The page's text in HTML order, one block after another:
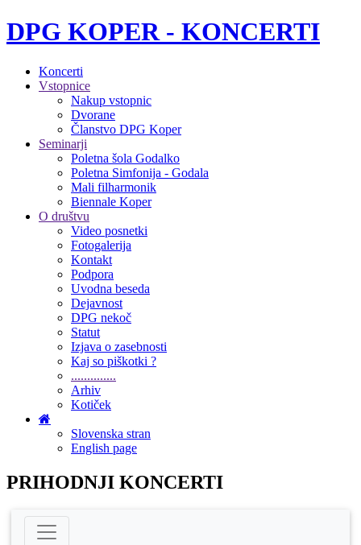
DPG KOPER - KONCERTI
Koncerti
Vstopnice
Nakup vstopnic
Dvorane
Članstvo DPG Koper
Seminarji
Poletna šola Godalko
Poletna Simfonija - Godala
Mali filharmonik
Biennale Koper
O društvu
Video posnetki
Fotogalerija
Kontakt
Podpora
Uvodna beseda
Dejavnost
DPG nekoč
Statut
Izjava o zasebnosti
Kaj so piškotki ?
..............
Arhiv
Kotiček
Slovenska stran
English page
PRIHODNJI KONCERTI